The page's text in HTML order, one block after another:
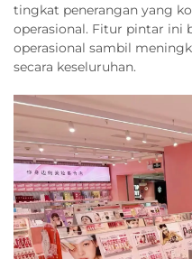
tingkat penerangan yang
operasional. Fitur pintar ini
operasional sambil
secara keseluruhan.